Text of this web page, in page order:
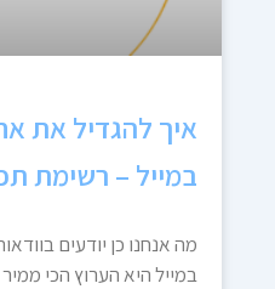
איך להגדיל את
במייל – רשימת
מה אנחנו כן יודעים
במייל היא הערוץ הכי